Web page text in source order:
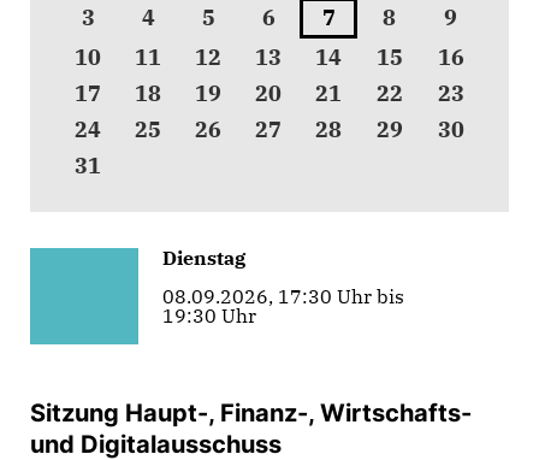
3
4 5 6 7 8
9
10
11 12 13 14 15
16
17
18 19 20 21 22
23
24
25 26 27 28 29
30
31
Dienstag
08.09.2026, 17:30 Uhr bis
19:30 Uhr
Sitzung Haupt-, Finanz-, Wirtschafts-
und Digitalausschuss